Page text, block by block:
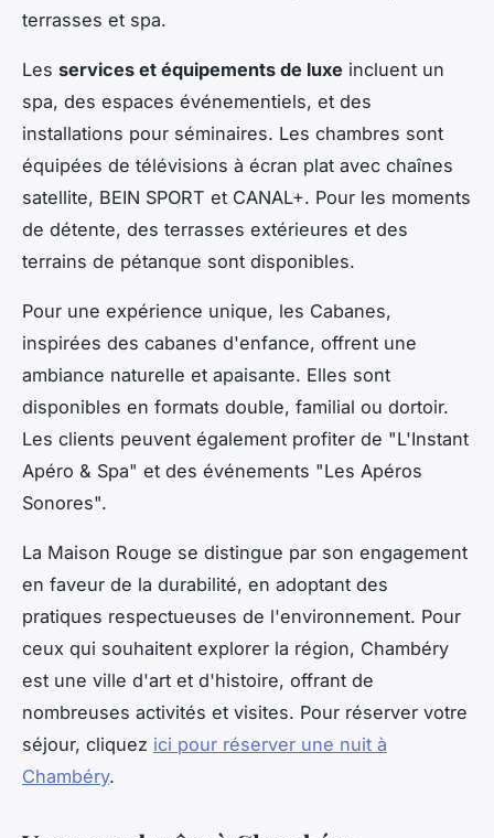
terrasses et spa.
Les services et équipements de luxe incluent un
spa, des espaces événementiels, et des
installations pour séminaires. Les chambres sont
équipées de télévisions à écran plat avec chaînes
satellite, BEIN SPORT et CANAL+. Pour les moments
de détente, des terrasses extérieures et des
terrains de pétanque sont disponibles.
Pour une expérience unique, les Cabanes,
inspirées des cabanes d'enfance, offrent une
ambiance naturelle et apaisante. Elles sont
disponibles en formats double, familial ou dortoir.
Les clients peuvent également profiter de "L'Instant
Apéro & Spa" et des événements "Les Apéros
Sonores".
La Maison Rouge se distingue par son engagement
en faveur de la durabilité, en adoptant des
pratiques respectueuses de l'environnement. Pour
ceux qui souhaitent explorer la région, Chambéry
est une ville d'art et d'histoire, offrant de
nombreuses activités et visites. Pour réserver votre
séjour, cliquez ici pour réserver une nuit à
Chambéry.